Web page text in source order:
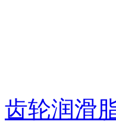
齿轮润滑